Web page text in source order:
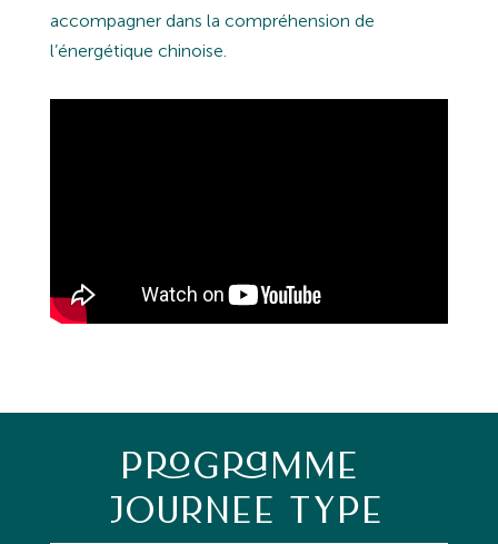
accompagner dans la compréhension de
l’énergétique chinoise.
PROGRAMME
JOURNEE TYPE